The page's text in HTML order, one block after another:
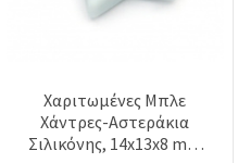
Χαριτωμένες Μπλε
Χάντρες-Αστεράκια
Σιλικόνης, 14x13x8 mm